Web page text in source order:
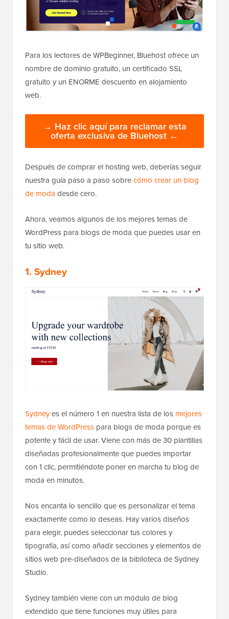
Para los lectores de WPBeginner, Bluehost ofrece un
nombre de dominio gratuito, un certificado SSL
gratuito y un ENORME descuento en alojamiento
web.
→ Haz clic aquí para reclamar esta
oferta exclusiva de Bluehost ←
Después de comprar el hosting web, deberías seguir
nuestra guía paso a paso sobrecómo crear un blog
de moda desde cero.
Ahora, veamos algunos de los mejores temas de
WordPress para blogs de moda que puedes usar en
tu sitio web.
1. Sydney
Sydneyes el número 1 en nuestra lista de los mejores
temas de WordPress para blogs de moda porque es
potente y fácil de usar. Viene con más de 30 plantillas
diseñadas profesionalmente que puedes importar
con 1 clic, permitiéndote poner en marcha tu blog de
moda en minutos.
Nos encanta lo sencillo que es personalizar el tema
exactamente como lo deseas. Hay varios diseños
para elegir, puedes seleccionar tus colores y
tipografía, así como añadir secciones y elementos de
sitios web pre-diseñados de la biblioteca de Sydney
Studio.
Sydney también viene con un módulo de blog
extendido que tiene funciones muy útiles para